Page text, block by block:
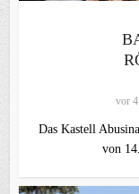
vor 4
Das Kastell
von